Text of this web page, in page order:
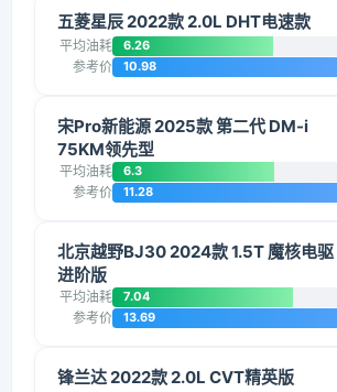
五菱星辰 2022款 2.0L DHT电速款
平均油耗 6.26
参考价 10.98
宋Pro新能源 2025款 第二代 DM-i
75KM领先型
平均油耗 6.3
参考价 11.28
北京越野BJ30 2024款 1.5T 魔核电驱
进阶版
平均油耗 7.04
参考价 13.69
锋兰达 2022款 2.0L CVT精英版